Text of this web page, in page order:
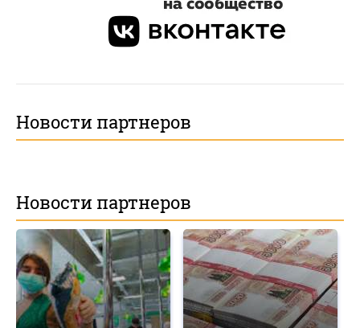
Новости партнеров
Новости партнеров